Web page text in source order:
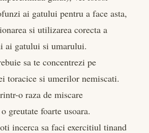
ai gatului pentru a face asta,
si utilizarea corecta a
ai gatului si umarului.
sa te concentrezi pe
toracice si umerilor nemiscati.
o raza de miscare
greutate foarte usoara.
incerca sa faci exercitiul tinand